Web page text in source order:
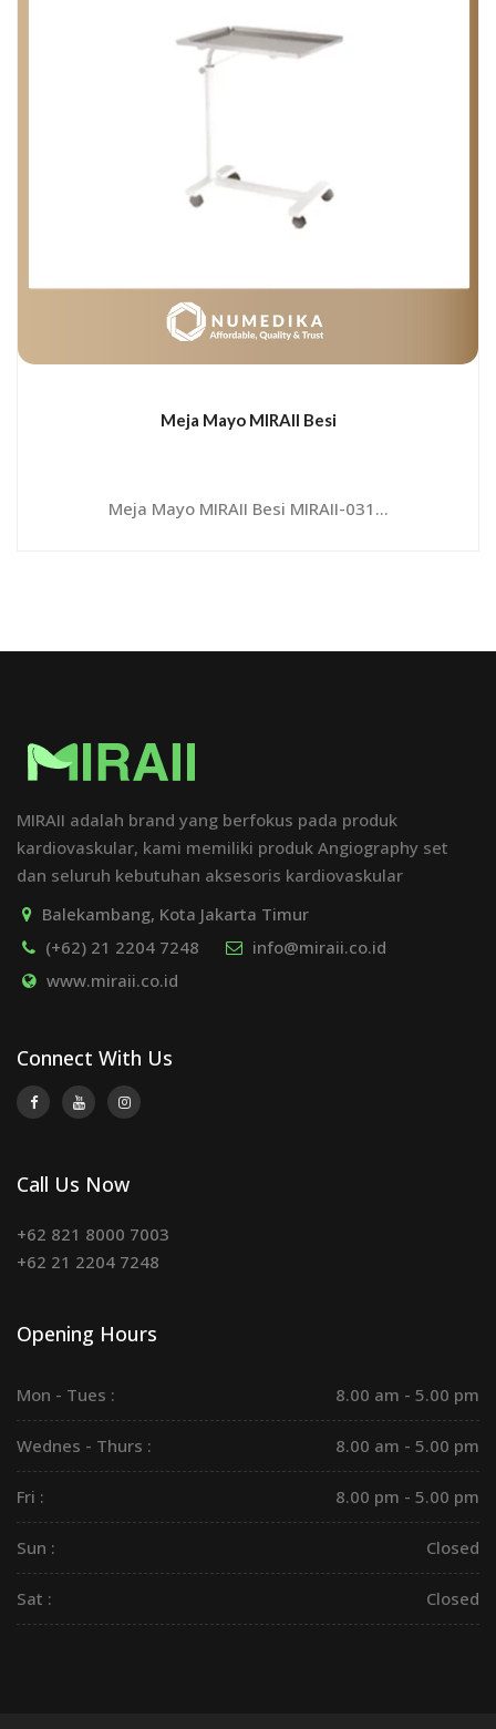
Meja Mayo MIRAII Besi
Meja Mayo MIRAII Besi MIRAII-031...
MIRAII adalah brand yang berfokus pada produk
kardiovaskular, kami memiliki produk Angiography set
dan seluruh kebutuhan aksesoris kardiovaskular
Balekambang, Kota Jakarta Timur
(+62) 21 2204 7248
info@miraii.co.id
www.miraii.co.id
Connect With Us
Call Us Now
+62 821 8000 7003
+62 21 2204 7248
Opening Hours
Mon - Tues : 8.00 am - 5.00 pm
Wednes - Thurs : 8.00 am - 5.00 pm
Fri : 8.00 pm - 5.00 pm
Sun : Closed
Sat : Closed